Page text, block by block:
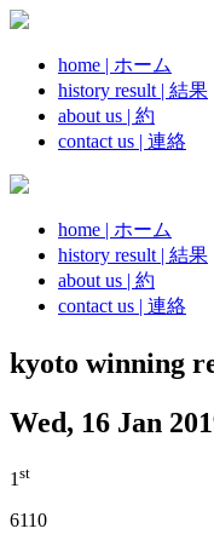
home | ホーム
history result | 結果
about us | 約
contact us | 連絡
home | ホーム
history result | 結果
about us | 約
contact us | 連絡
kyoto winning
Wed, 16 Jan
1 st
6110